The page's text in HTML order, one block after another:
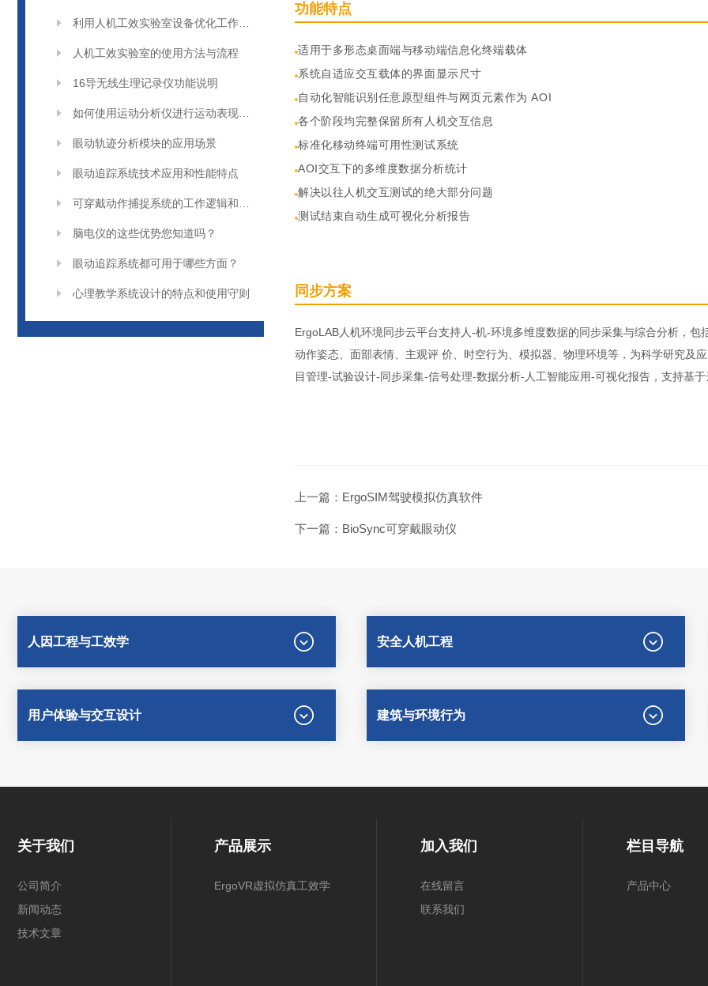
人机工效实验室的使用方法与流程
16导无线生理记录仪功能说明
眼动轨迹分析模块的应用场景
眼动追踪系统技术应用和性能特点
脑电仪的这些优势您知道吗？
眼动追踪系统都可用于哪些方面？
心理教学系统设计的特点和使用守则
功能特点
适用于多形态桌面端与移动端信息化终端载体
系统自适应交互载体的界面显示尺寸
自动化智能识别任意原型组件与网页元素作为 AOI
各个阶段均完整保留所有人机交互信息
标准化移动终端可用性测试系统
AOI交互下的多维度数据分析统计
解决以往人机交互测试的绝大部分问题
测试结束自动生成可视化分析报告
同步方案
ErgoLAB人机环境同步云平台支持人-机-环境多维度数据的同步采集与综合分析，包
动作姿态、面部表情、主观评 价、时空行为、模拟器、物理环境等，为科学研究及
目管理-试验设计-同步采集-信号处理-数据分析-人工智能应用-可视化报告，支持基
上一篇： ErgoSIM驾驶模拟仿真软件
下一篇： BioSync可穿戴眼动仪
人因工程与工效学 安全人机工程
用户体验与交互设计 建筑与环境行为
关于我们
公司简介
新闻动态
技术文章
产品展示
ErgoVR虚拟仿真工效学
加入我们
在线留言
联系我们
栏目导航
产品中心